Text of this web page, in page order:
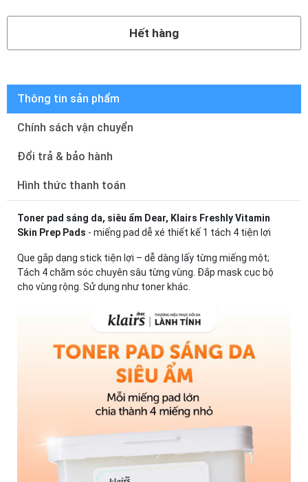
Hết hàng
Thông tin sản phẩm
Chính sách vận chuyển
Đổi trả & bảo hành
Hình thức thanh toán
Toner pad sáng da, siêu ẩm Dear, Klairs Freshly Vitamin
Skin Prep Pads - miếng pad dễ xé thiết kế 1 tách 4 tiện lợi
Que gắp dạng stick tiện lợi – dễ dàng lấy từng miếng một;
Tách 4 chăm sóc chuyên sâu từng vùng. Đắp mask cục bộ
cho vùng rộng. Sử dụng như toner khác.